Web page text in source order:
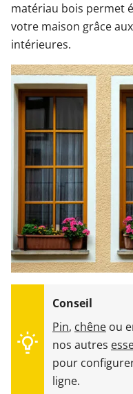
matériau bois permet
votre maison grâce
intérieures.
Pin, chêne ou
nos autres
pour
ligne.